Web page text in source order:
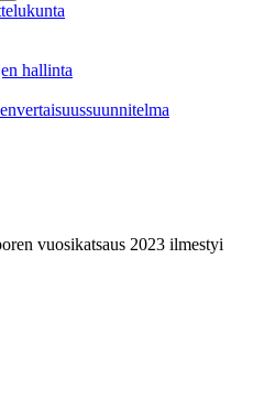
hallinta
vuosikatsaus 2023 ilmestyi